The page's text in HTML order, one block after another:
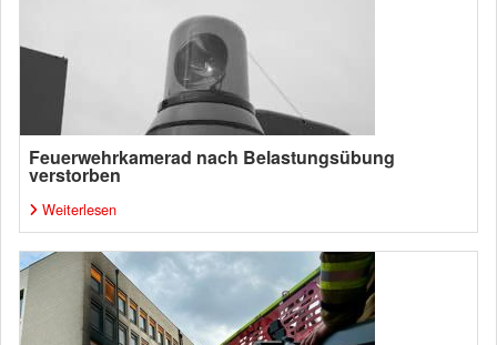
Feuerwehrkamerad nach Belastungsübung
verstorben
Weiterlesen